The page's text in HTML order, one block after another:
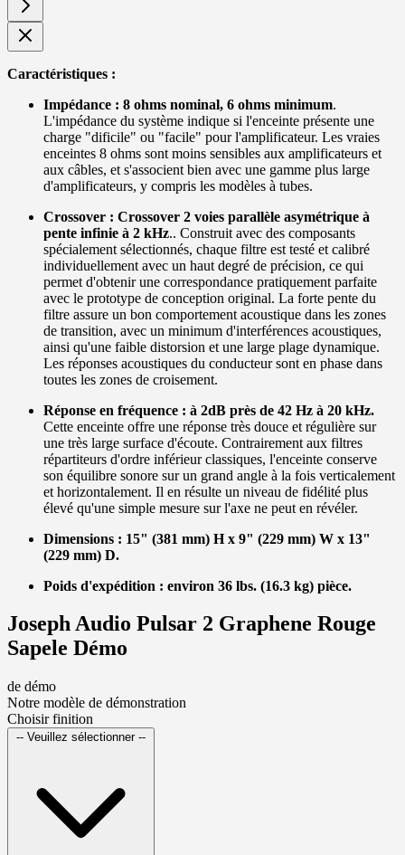
Caractéristiques :
Impédance : 8 ohms nominal, 6 ohms minimum.
L'impédance du système indique si l'enceinte présente une
charge "dificile" ou "facile" pour l'amplificateur. Les vraies
enceintes 8 ohms sont moins sensibles aux amplificateurs et
aux câbles, et s'associent bien avec une gamme plus large
d'amplificateurs, y compris les modèles à tubes.
Crossover : Crossover 2 voies parallèle asymétrique à
pente infinie à 2 kHz.. Construit avec des composants
spécialement sélectionnés, chaque filtre est testé et calibré
individuellement avec un haut degré de précision, ce qui
permet d'obtenir une correspondance pratiquement parfaite
avec le prototype de conception original. La forte pente du
filtre assure un bon comportement acoustique dans les zones
de transition, avec un minimum d'interférences acoustiques,
ainsi qu'une faible distorsion et une large plage dynamique.
Les réponses acoustiques du conducteur sont en phase dans
toutes les zones de croisement.
Réponse en fréquence : à 2dB près de 42 Hz à 20 kHz.
Cette enceinte offre une réponse très douce et régulière sur
une très large surface d'écoute. Contrairement aux filtres
répartiteurs d'ordre inférieur classiques, l'enceinte conserve
son équilibre sonore sur un grand angle à la fois verticalement
et horizontalement. Il en résulte un niveau de fidélité plus
élevé qu'une simple mesure sur l'axe ne peut en révéler.
Dimensions : 15" (381 mm) H x 9" (229 mm) W x 13"
(229 mm) D.
Poids d'expédition : environ 36 lbs. (16.3 kg) pièce.
Joseph Audio Pulsar 2 Graphene Rouge
Sapele Démo
de démo
Notre modèle de démonstration
Choisir finition
-- Veuillez sélectionner --